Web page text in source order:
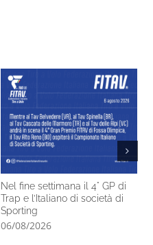
Nel fine settimana il 4° GP di
Trap e l’Italiano di società di
Sporting
06/08/2026